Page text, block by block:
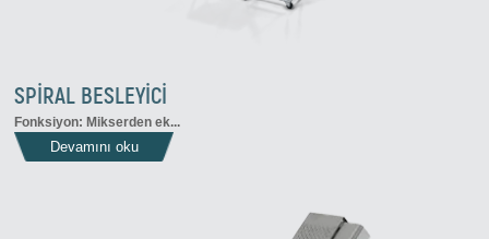
SPİRAL BESLEYİCİ
Fonksiyon: Mikserden ek...
Devamını oku